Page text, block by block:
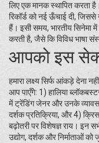
लिए एक मानक स्थापित करता
रिकॉर्ड को नई ऊँचाई दी,
हैं। इसी समय, भारतीय सिनेमा
करती है, जैसे कि विविध भाषा
आपको इस
हमारा लक्ष्य सिर्फ आंकड़े देना
आप पाएँगे: 1) हालिया
में ट्रेंडिंग जेनर और उनके
दर्शक प्रतिक्रिया, और 4)
बढ़ोतरी पर विशेषज्ञ राय। इन
उद्योग, दर्शक और निर्माताओं